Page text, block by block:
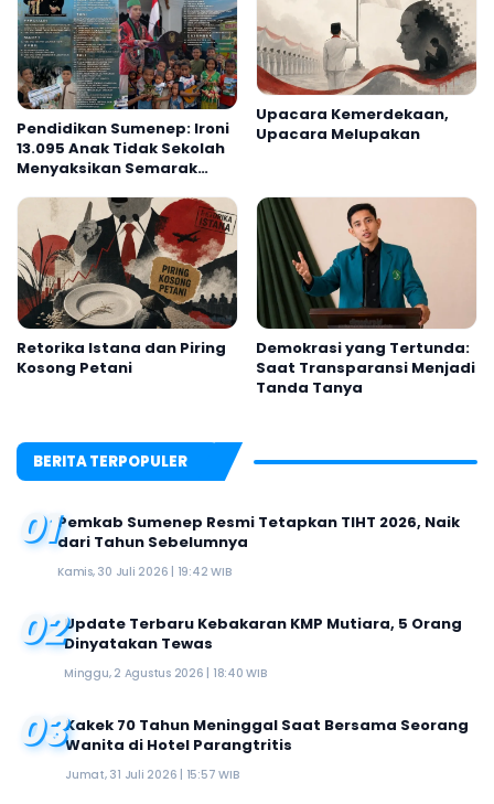
Pendidikan Sumenep: Ironi
13.095 Anak Tidak Sekolah
Menyaksikan Semarak
2026
Upacara Kemerdekaan,
Upacara Melupakan
Retorika Istana dan Piring
Kosong Petani
Demokrasi yang Tertunda:
Saat Transparansi Menjadi
Tanda Tanya
BERITA TERPOPULER
01Pemkab Sumenep Resmi Tetapkan TIHT 2026, Naik
dari Tahun Sebelumnya
Kamis, 30 Juli 2026 | 19:42 WIB
02Update Terbaru Kebakaran KMP Mutiara, 5 Orang
Dinyatakan Tewas
Minggu, 2 Agustus 2026 | 18:40 WIB
03Kakek 70 Tahun Meninggal Saat Bersama Seorang
Wanita di Hotel Parangtritis
Jumat, 31 Juli 2026 | 15:57 WIB